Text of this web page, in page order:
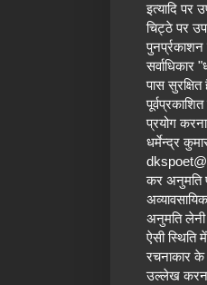
इत्यादि पर
चिट्ठे पर
सर्वाधिकार
पास
प्रयोग
धर्मेन्द्र
कर अनुमति
अनुमति
ऐसी स्थिति
रचनाकार
उल्लेख